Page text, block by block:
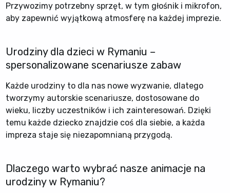
Przywozimy potrzebny sprzęt, w tym głośnik i mikrofon,
aby zapewnić wyjątkową atmosferę na każdej imprezie.
Urodziny dla dzieci w Rymaniu –
spersonalizowane scenariusze zabaw
Każde urodziny to dla nas nowe wyzwanie, dlatego
tworzymy autorskie scenariusze, dostosowane do
wieku, liczby uczestników i ich zainteresowań. Dzięki
temu każde dziecko znajdzie coś dla siebie, a każda
impreza staje się niezapomnianą przygodą.
Dlaczego warto wybrać nasze animacje na
urodziny w Rymaniu?